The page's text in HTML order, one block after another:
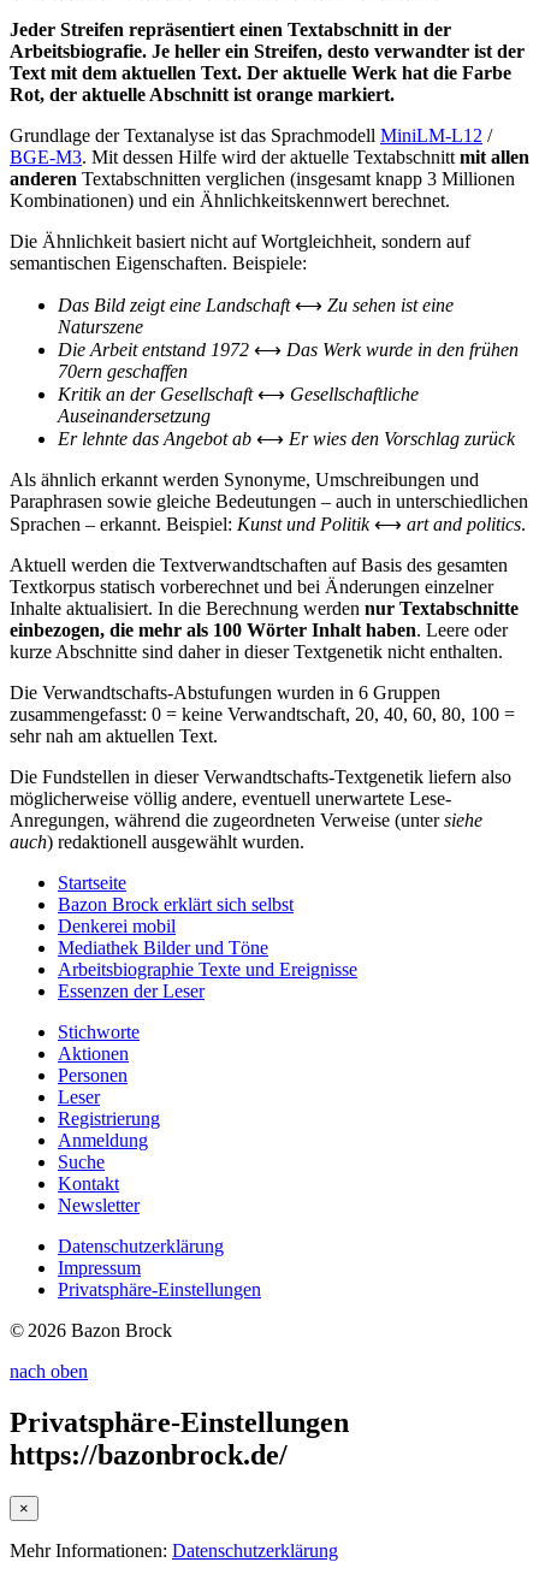
Jeder Streifen repräsentiert einen Textabschnitt in der
Arbeitsbiografie. Je heller ein Streifen, desto verwandter ist der
Text mit dem aktuellen Text. Der aktuelle Werk hat die Farbe
Rot, der aktuelle Abschnitt ist orange markiert.
Grundlage der Textanalyse ist das Sprachmodell MiniLM-L12 /
BGE-M3. Mit dessen Hilfe wird der aktuelle Textabschnitt mit allen
anderen Textabschnitten verglichen (insgesamt knapp 3 Millionen
Kombinationen) und ein Ähnlichkeitskennwert berechnet.
Die Ähnlichkeit basiert nicht auf Wortgleichheit, sondern auf
semantischen Eigenschaften. Beispiele:
Das Bild zeigt eine Landschaft⟷ Zu sehen ist eine
Naturszene
Die Arbeit entstand 1972 ⟷ Das Werk wurde in den frühen
70ern geschaffen
Kritik an der Gesellschaft⟷ Gesellschaftliche
Auseinandersetzung
Er lehnte das Angebot ab ⟷ Er wies den Vorschlag zurück
Als ähnlich erkannt werden Synonyme, Umschreibungen und
Paraphrasen sowie gleiche Bedeutungen – auch in unterschiedlichen
Sprachen – erkannt. Beispiel: Kunst und Politik⟷ art and politics.
Aktuell werden die Textverwandtschaften auf Basis des gesamten
Textkorpus statisch vorberechnet und bei Änderungen einzelner
Inhalte aktualisiert. In die Berechnung werden nur Textabschnitte
einbezogen, die mehr als 100 Wörter Inhalt haben. Leere oder
kurze Abschnitte sind daher in dieser Textgenetik nicht enthalten.
Die Verwandtschafts-Abstufungen wurden in 6 Gruppen
zusammengefasst: 0 = keine Verwandtschaft, 20, 40, 60, 80, 100 =
sehr nah am aktuellen Text.
Die Fundstellen in dieser Verwandtschafts-Textgenetik liefern also
möglicherweise völlig andere, eventuell unerwartete Lese-
Anregungen, während die zugeordneten Verweise (untersiehe
auch) redaktionell ausgewählt wurden.
Startseite
Bazon Brock erklärt sich selbst
Denkerei mobil
Mediathek Bilder und Töne
Arbeitsbiographie Texte und Ereignisse
Essenzen der Leser
Stichworte
Aktionen
Personen
Leser
Registrierung
Anmeldung
Suche
Kontakt
Newsletter
Datenschutzerklärung
Impressum
Privatsphäre-Einstellungen
© 2026 Bazon Brock
nach oben
Privatsphäre-Einstellungen
https://bazonbrock.de/
×
Mehr Informationen: Datenschutzerklärung